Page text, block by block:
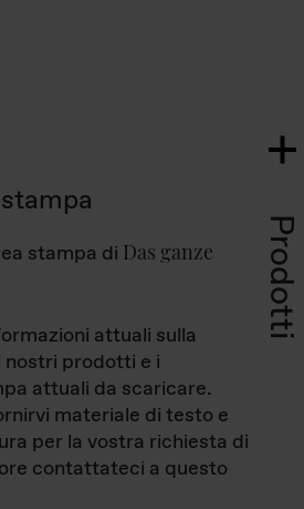
Prodotti
stampa di Das ganze
attuali sulla
nostri prodotti e i
attuali da scaricare.
materiale di testo e
per la vostra richiesta di
contattateci a questo